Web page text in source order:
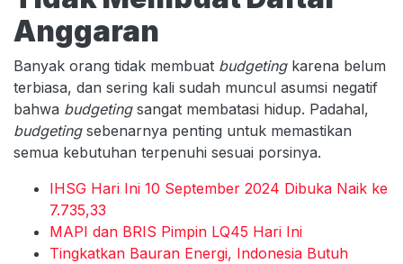
Anggaran
Banyak orang tidak membuat budgetingkarena belum
terbiasa, dan sering kali sudah muncul asumsi negatif
bahwa budgetingsangat membatasi hidup. Padahal,
budgetingsebenarnya penting untuk memastikan
semua kebutuhan terpenuhi sesuai porsinya.
IHSG Hari Ini 10 September 2024 Dibuka Naik ke
7.735,33
MAPI dan BRIS Pimpin LQ45 Hari Ini
Tingkatkan Bauran Energi, Indonesia Butuh